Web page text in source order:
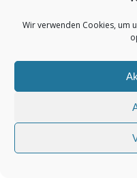
Wir verwenden Cookies, um